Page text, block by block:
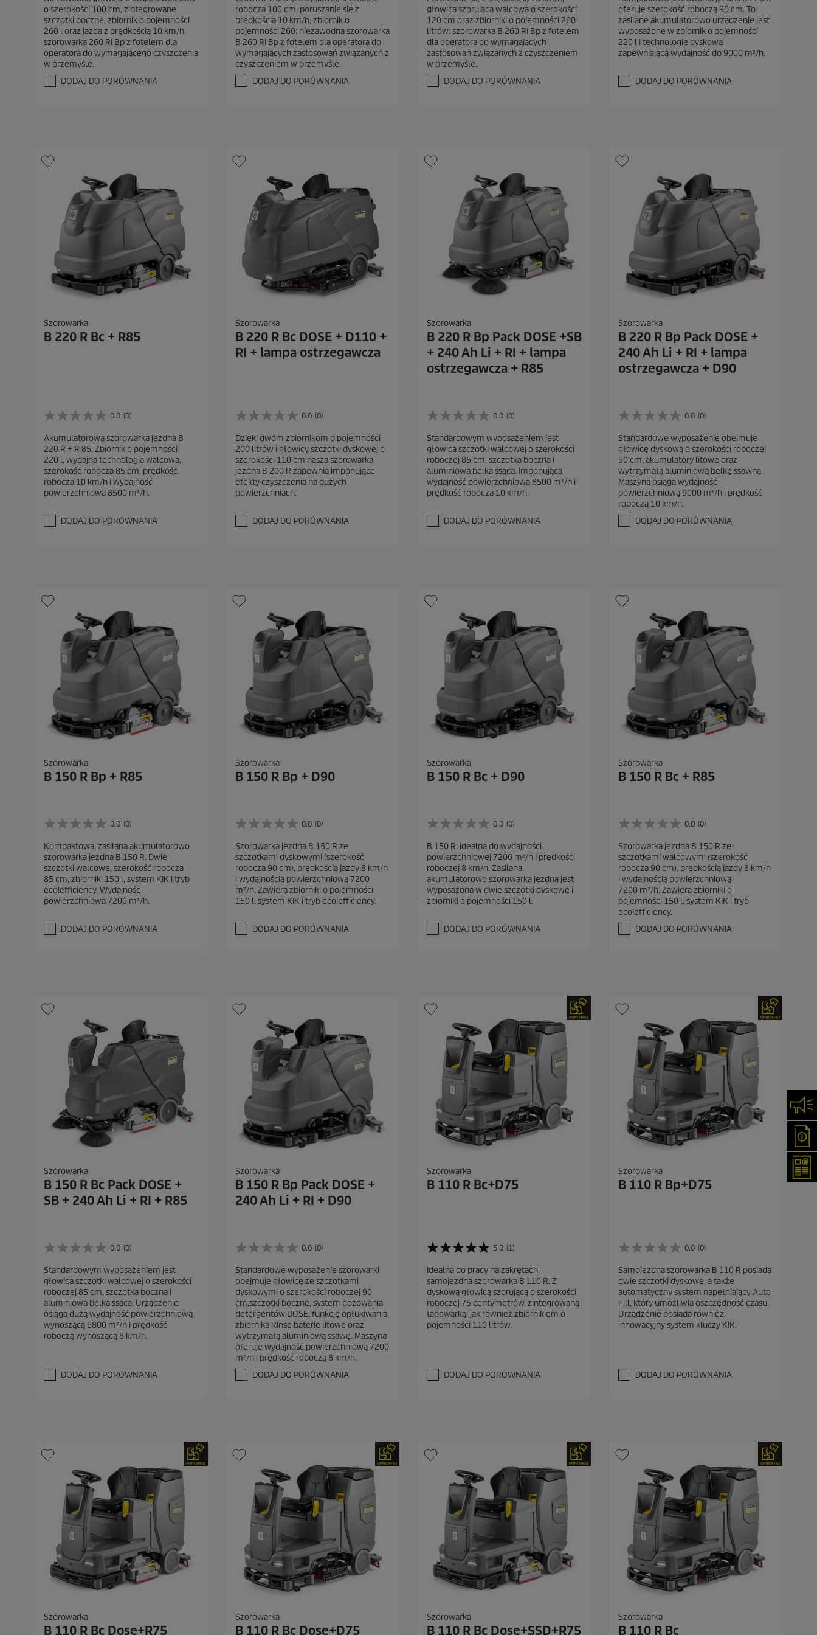
0
n
a
5
g
w
i
z
o szerokości 100 cm, zintegrowane
szczotki boczne, zbiornik o pojemności
260 l oraz jazda z prędkością 10 km/h:
szorowarka 260 RI Bp z fotelem dla
operatora do wymagającego czyszczenia
w przemyśle.
DODAJ DO PORÓWNANIA
0
n
a
5
g
w
i
z
robocza 100 cm, poruszanie się z
prędkością 10 km/h, zbiornik o
pojemności 260: niezawodna szorowarka
B 260 RI Bp z fotelem dla operatora do
wymagających zastosowań związanych z
czyszczeniem w przemyśle.
DODAJ DO PORÓWNANIA
0
n
a
5
g
w
i
z
głowica szorująca walcowa o szerokości
120 cm oraz zbiorniki o pojemności 260
litrów: szorowarka B 260 RI Bp z fotelem
dla operatora do wymagających
zastosowań związanych z czyszczeniem
w przemyśle.
DODAJ DO PORÓWNANIA
0
n
a
5
g
w
z
oferuje szerokość roboczą 90 cm. To
zasilane akumulatorowo urządzenie jest
wyposażone w zbiornik o pojemności
220 l i technologię dyskową
zapewniającą wydajność do 9000 m²/h.
DODAJ DO PORÓWNANIA
Szorowarka
B 220 R Bc + R85
0.0 (0)
0
0
n
a
5
g
w
z
Akumulatorowa szorowarka jezdna B
220 R + R 85. Zbiornik o pojemności
220 l, wydajna technologia walcowa,
szerokość robocza 85 cm, prędkość
robocza 10 km/h i wydajność
powierzchniowa 8500 m²/h.
DODAJ DO PORÓWNANIA
Szorowarka
B 220 R Bc DOSE + D110 +
RI + lampa ostrzegawcza
0.0 (0)
0
0
n
a
5
g
w
z
Dzięki dwóm zbiornikom o pojemności
200 litrów i głowicy szczotki dyskowej o
szerokości 110 cm nasza szorowarka
jezdna B 200 R zapewnia imponujące
efekty czyszczenia na dużych
powierzchniach.
DODAJ DO PORÓWNANIA
Szorowarka
B 220 R Bp Pack DOSE +SB
+ 240 Ah Li + RI + lampa
ostrzegawcza + R85
0.0 (0)
0
0
n
a
5
g
w
z
Standardowym wyposażeniem jest
głowica szczotki walcowej o szerokości
roboczej 85 cm, szczotka boczna i
aluminiowa belka ssąca. Imponująca
wydajność powierzchniowa 8500 m²/h i
prędkość robocza 10 km/h.
DODAJ DO PORÓWNANIA
Szorowarka
B 220 R Bp Pack DOSE +
240 Ah Li + RI + lampa
ostrzegawcza + D90
0.0 (0)
0
0
n
a
5
g
w
i
z
Standardowe wyposażenie obejmuje
głowicę dyskową o szerokości roboczej
90 cm, akumulatory litowe oraz
wytrzymałą aluminiową belkę ssawną.
Maszyna osiąga wydajność
powierzchniową 9000 m²/h i prędkość
roboczą 10 km/h.
DODAJ DO PORÓWNANIA
Szorowarka
B 150 R Bp + R85
0.0 (0)
0
0
n
a
5
g
w
z
Kompaktowa, zasilana akumulatorowo
szorowarka jezdna B 150 R. Dwie
szczotki walcowe, szerokość robocza
85 cm, zbiorniki 150 l, system KIK i tryb
eco!efficiency. Wydajność
powierzchniowa 7200 m²/h.
DODAJ DO PORÓWNANIA
Szorowarka
B 150 R Bp + D90
0.0 (0)
0
0
n
a
5
g
w
z
Szorowarka jezdna B 150 R ze
szczotkami dyskowymi (szerokość
robocza 90 cm), prędkością jazdy 8 km/h
i wydajnością powierzchniową 7200
m²/h. Zawiera zbiorniki o pojemności
150 l, system KIK i tryb eco!efficiency.
DODAJ DO PORÓWNANIA
Szorowarka
B 150 R Bc + D90
0.0 (0)
0
0
n
a
5
g
w
z
B 150 R: idealna do wydajności
powierzchniowej 7200 m²/h i prędkości
roboczej 8 km/h. Zasilana
akumulatorowo szorowarka jezdna jest
wyposażona w dwie szczotki dyskowe i
zbiorniki o pojemności 150 l.
DODAJ DO PORÓWNANIA
Szorowarka
B 150 R Bc + R85
0.0 (0)
0
0
n
a
5
g
w
i
z
Szorowarka jezdna B 150 R ze
szczotkami walcowymi (szerokość
robocza 90 cm), prędkością jazdy 8 km/h
i wydajnością powierzchniową
7200 m²/h. Zawiera zbiorniki o
pojemności 150 l, system KIK i tryb
eco!efficiency.
DODAJ DO PORÓWNANIA
Szorowarka
B 150 R Bc Pack DOSE +
SB + 240 Ah Li + RI + R85
0.0 (0)
0
0
n
a
5
g
w
i
e
Standardowym wyposażeniem jest
głowica szczotki walcowej o szerokości
roboczej 85 cm, szczotka boczna i
aluminiowa belka ssąca. Urządzenie
osiąga dużą wydajność powierzchniową
wynoszącą 6800 m²/h i prędkość
roboczą wynoszącą 8 km/h.
DODAJ DO PORÓWNANIA
Szorowarka
B 150 R Bp Pack DOSE +
240 Ah Li + RI + D90
0.0 (0)
0
0
n
a
5
g
w
i
a
z
e
Standardowe wyposażenie szorowarki
obejmuje głowicę ze szczotkami
dyskowymi o szerokości roboczej 90
cm,szczotki boczne, system dozowania
detergentów DOSE, funkcję opłukiwania
zbiornika RInse baterie litowe oraz
wytrzymałą aluminiową ssawę. Maszyna
oferuje wydajność powierzchniową 7200
m²/h i prędkość roboczą 8 km/h.
DODAJ DO PORÓWNANIA
Szorowarka
B 110 R Bc+D75
5.0 (1)
5
0
n
a
5
g
w
e
c
e
Idealna do pracy na zakrętach:
samojezdna szorowarka B 110 R. Z
dyskową głowicą szorującą o szerokości
roboczej 75 centymetrów, zintegrowaną
ładowarką, jak również zbiornikiem o
pojemności 110 litrów.
DODAJ DO PORÓWNANIA
Szorowarka
B 110 R Bp+D75
0.0 (0)
0
0
n
a
5
g
w
e
Samojezdna szorowarka B 110 R posiada
dwie szczotki dyskowe, a także
automatyczny system napełniający Auto
Fill, który umożliwia oszczędność czasu.
Urządzenie posiada również:
innowacyjny system kluczy KIK.
DODAJ DO PORÓWNANIA
Szorowarka
B 110 R Bc Dose+R75
Szorowarka
B 110 R Bc Dose+D75
Szorowarka
B 110 R Bc Dose+SSD+R75
Szorowarka
B 110 R Bc